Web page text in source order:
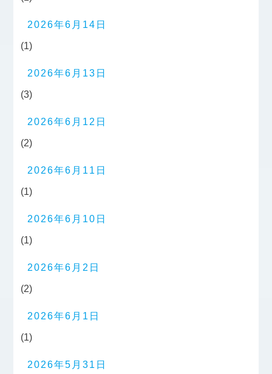
2026年6月14日
(1)
2026年6月13日
(3)
2026年6月12日
(2)
2026年6月11日
(1)
2026年6月10日
(1)
2026年6月2日
(2)
2026年6月1日
(1)
2026年5月31日